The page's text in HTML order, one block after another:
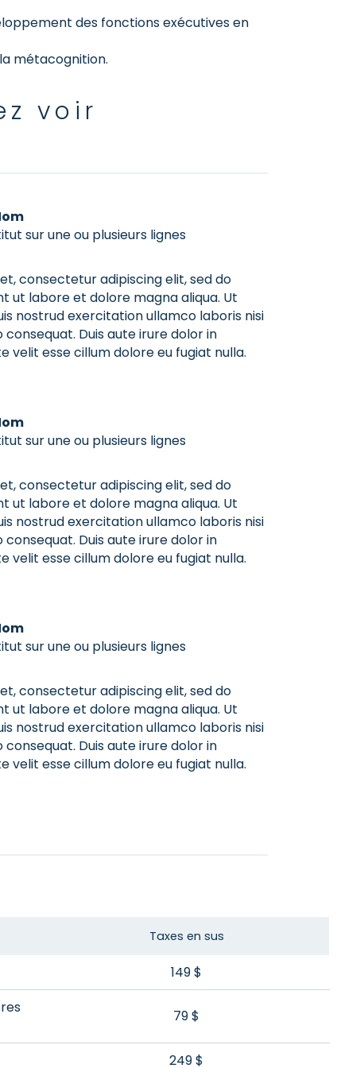
des fonctions exécutives en
métacognition.
voir
sur une ou plusieurs lignes
consectetur adipiscing elit, sed do
ut labore et dolore magna aliqua. Ut
nostrud exercitation ullamco laboris nisi
Duis aute irure dolor in
velit esse cillum dolore eu fugiat nulla.
sur une ou plusieurs lignes
consectetur adipiscing elit, sed do
ut labore et dolore magna aliqua. Ut
nostrud exercitation ullamco laboris nisi
Duis aute irure dolor in
velit esse cillum dolore eu fugiat nulla.
sur une ou plusieurs lignes
consectetur adipiscing elit, sed do
ut labore et dolore magna aliqua. Ut
nostrud exercitation ullamco laboris nisi
Duis aute irure dolor in
velit esse cillum dolore eu fugiat nulla.
Taxes en sus
149 $
79 $
249 $